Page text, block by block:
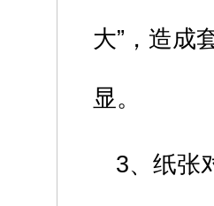
大”，造成
显。
3、纸张